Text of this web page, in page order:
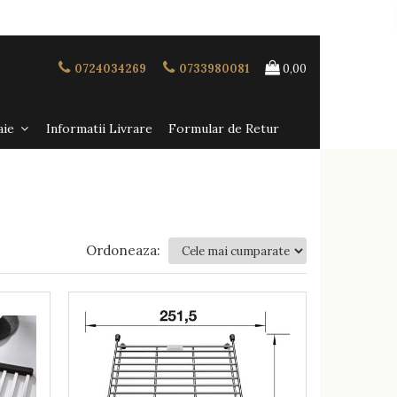
0724034269 0733980081 0,00
Informatii Livrare Formular de Retur
Ordoneaza: